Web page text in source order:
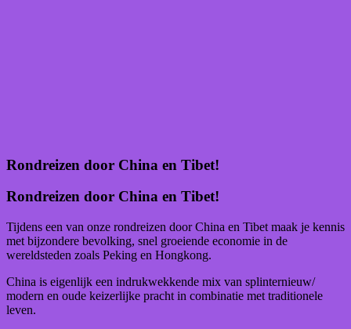
Rondreizen door China en Tibet!
Rondreizen door China en Tibet!
Tijdens een van onze rondreizen door China en Tibet maak je kennis
met bijzondere bevolking, snel groeiende economie in de
wereldsteden zoals Peking en Hongkong.
China is eigenlijk een indrukwekkende mix van splinternieuw/
modern en oude keizerlijke pracht in combinatie met traditionele
leven.